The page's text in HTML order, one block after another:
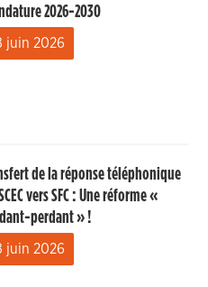
2026-2030
juin 2026
de la réponse téléphonique
vers SFC : Une réforme «
perdant » !
juin 2026